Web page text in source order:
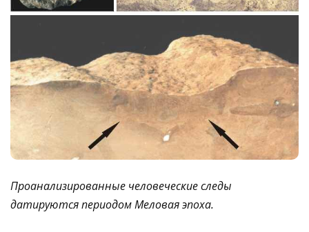
Проанализированные человеческие следы
датируются периодом Меловая эпоха.